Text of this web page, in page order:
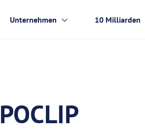
Unternehmen 10 Milliarden
CLIP